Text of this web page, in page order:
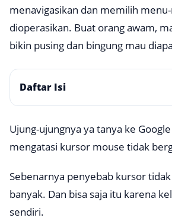
menavigasikan dan memilih
dioperasikan. Buat orang awam,
bikin pusing dan bingung mau
Daftar Isi
Ujung-ujungnya ya tanya ke
mengatasi kursor mouse tidak
Sebenarnya penyebab kursor
banyak. Dan bisa saja itu karena
sendiri.